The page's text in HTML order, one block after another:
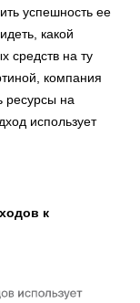
успешность ее
какой
средств на ту
компания
ресурсы на
использует
к